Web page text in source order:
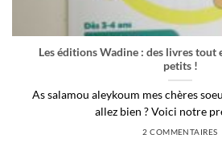
Les éditions Wadine : des livres tout
petits !
As salamou aleykoum mes chères
allez bien ? Voici notre
2 COMMENTAIRES